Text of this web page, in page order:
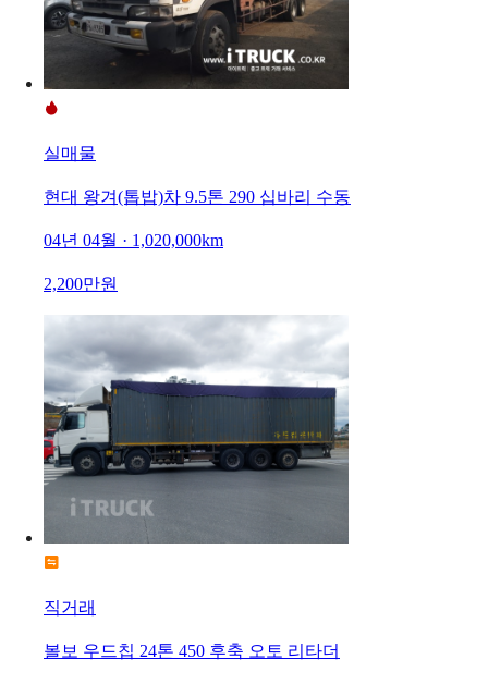
실매물
현대 왕겨(톱밥)차 9.5톤 290 십바리 수동
04년 04월 · 1,020,000km
2,200만원
직거래
볼보 우드칩 24톤 450 후축 오토 리타더